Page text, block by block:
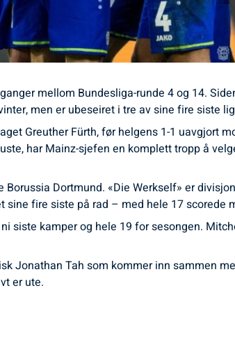
mellom Bundesliga-runde 4 og 14.
men er ubeseiret i tre av sine fire siste
Greuther Fürth, før helgens 1-1 uavgjort
har Mainz-sjefen en komplett tropp å
Dortmund. «Die Werkself» er
fire siste på rad – med hele 17 scorede
siste kamper og hele 19 for sesongen.
Jonathan Tah som kommer inn sammen
er ute.